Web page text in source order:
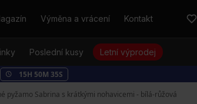
Výměna a vrácení Kontakt
Poslední kusy Letní výprodej
15H 50M 35S
pyžamo Sabrina s krátkými nohavicemi - bílá-růžová